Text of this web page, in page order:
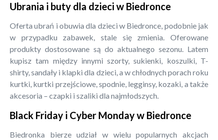
Ubrania i buty dla dzieci w Biedronce
Oferta ubrań i obuwia dla dzieci w Biedronce, podobnie jak
w przypadku zabawek, stale się zmienia. Oferowane
produkty dostosowane są do aktualnego sezonu. Latem
kupisz tam między innymi szorty, sukienki, koszulki, T-
shirty, sandały i klapki dla dzieci, a w chłodnych porach roku
kurtki, kurtki przejściowe, spodnie, legginsy, kozaki, a także
akcesoria – czapki i szaliki dla najmłodszych.
Black Friday i Cyber Monday w Biedronce
Biedronka bierze udział w wielu popularnych akcjach